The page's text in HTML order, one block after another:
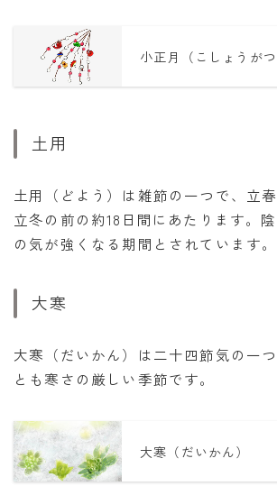
小正月（こしょうがつ
土用
土用（どよう）は雑節の一つで、立
立冬の前の約18日間にあたります。
の気が強くなる期間とされています。
大寒
大寒（だいかん）は二十四節気の一
とも寒さの厳しい季節です。
大寒（だいかん）